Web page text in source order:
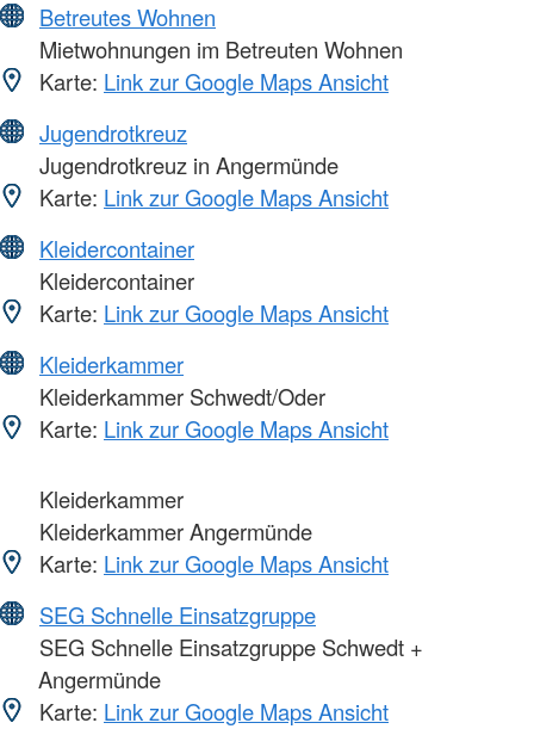
Betreutes Wohnen
Mietwohnungen im Betreuten Wohnen
Karte: Link zur Google Maps Ansicht
Jugendrotkreuz
Jugendrotkreuz in Angermünde
Karte: Link zur Google Maps Ansicht
Kleidercontainer
Kleidercontainer
Karte: Link zur Google Maps Ansicht
Kleiderkammer
Kleiderkammer Schwedt/Oder
Karte: Link zur Google Maps Ansicht
Kleiderkammer
Kleiderkammer Angermünde
Karte: Link zur Google Maps Ansicht
SEG Schnelle Einsatzgruppe
SEG Schnelle Einsatzgruppe Schwedt +
Angermünde
Karte: Link zur Google Maps Ansicht